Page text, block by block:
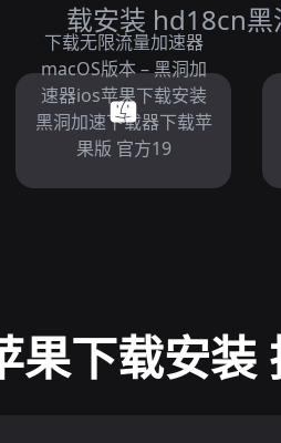
载安装 hd18cn黑
下载无限流量加速器
macOS版本 – 黑洞加
速器ios苹果下载安装
黑洞加速下载器下载苹
果版 官方19
果下载安装